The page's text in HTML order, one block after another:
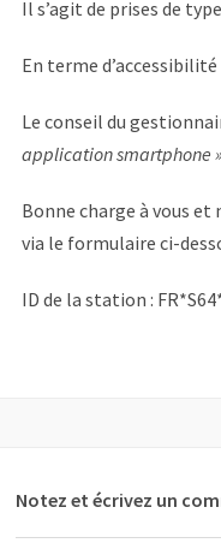
Il s’agit de prises de type
En terme
Le conseil du
application smartphone »
Bonne charge à vous
via le formulaire ci-
ID de la station :
Notez et écrivez un